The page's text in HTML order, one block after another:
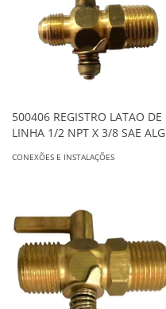
500406 REGISTRO LATAO DE
LINHA 1/2 NPT X 3/8 SAE ALG
CONEXÕES E INSTALAÇÕES